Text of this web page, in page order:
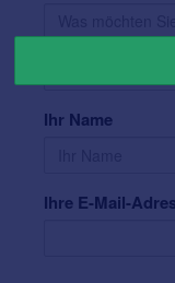
Ihr Name
Ihre E-Mail-